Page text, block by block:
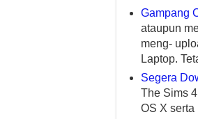
Gampang
ataupun
meng-
Laptop.
Segera
The Sims
OS X